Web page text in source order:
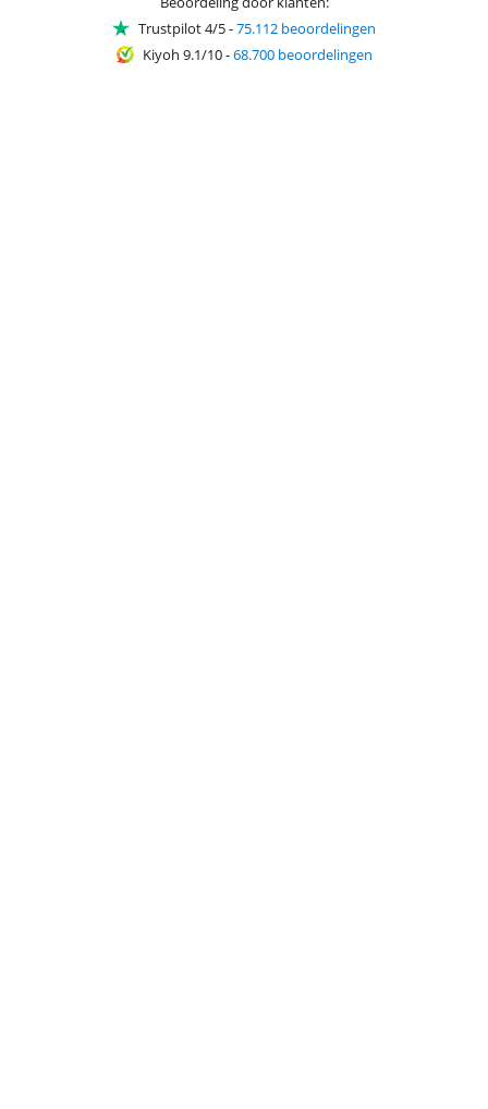
Trustpilot 4/5-75.112 beoordelingen
Kiyoh 9.1/10-68.700 beoordelingen